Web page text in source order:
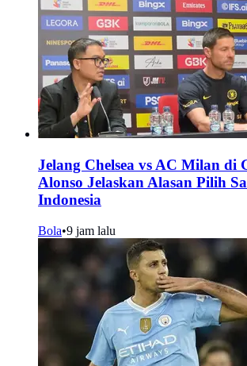
Jelang Chelsea vs AC Milan di
Alonso Jelaskan Alasan Pilih
Indonesia
Bola•9 jam lalu